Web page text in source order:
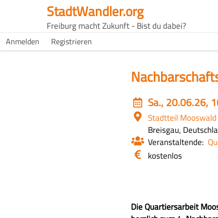
StadtWandler.org
Freiburg macht Zukunft - Bist du dabei?
H4C
Main
H4C
Anmelden Registrieren
Event
date
Sa., 20.06.26,
Ort
Stadtteil Mooswald
Breisgau,
Veranstaltende
Eintritt
kostenlos
Z
Die Quartiersarbeit